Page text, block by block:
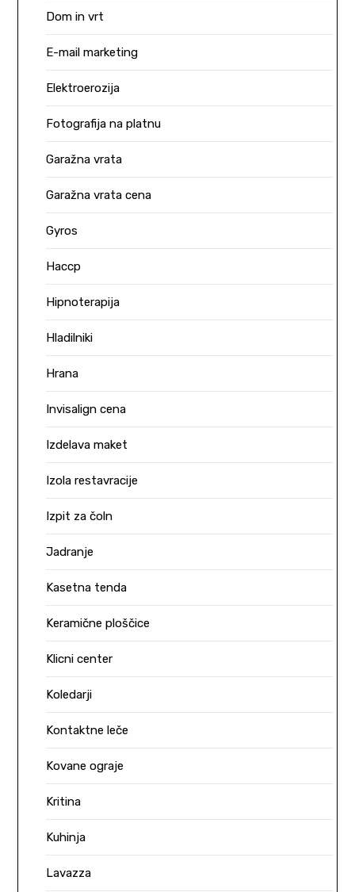
Dom in vrt
E-mail marketing
Elektroerozija
Fotografija na platnu
Garažna vrata
Garažna vrata cena
Gyros
Haccp
Hipnoterapija
Hladilniki
Hrana
Invisalign cena
Izdelava maket
Izola restavracije
Izpit za čoln
Jadranje
Kasetna tenda
Keramične ploščice
Klicni center
Koledarji
Kontaktne leče
Kovane ograje
Kritina
Kuhinja
Lavazza